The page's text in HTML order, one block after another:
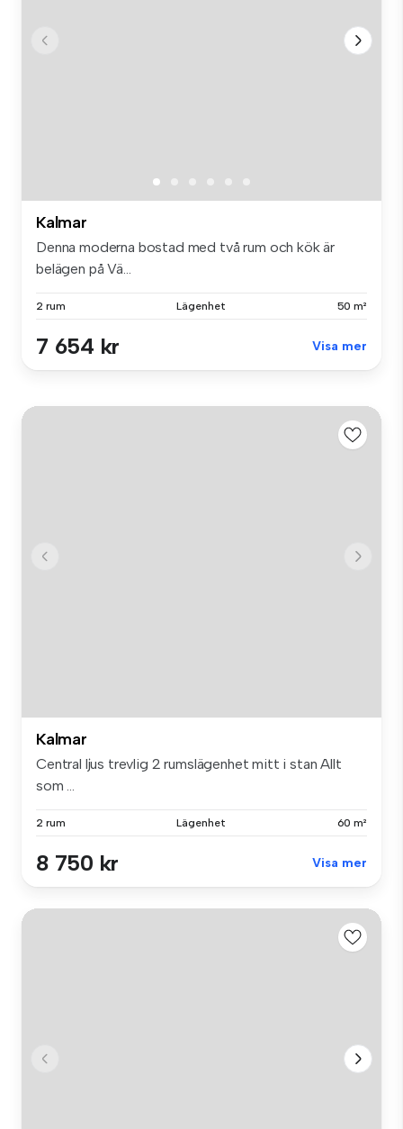
Kalmar
Denna moderna bostad med två rum och kök är
belägen på Vä...
2 rum Lägenhet 50 m²
7 654 kr Visa mer
Kalmar
Central ljus trevlig 2 rumslägenhet mitt i stan Allt
som ...
2 rum Lägenhet 60 m²
8 750 kr Visa mer